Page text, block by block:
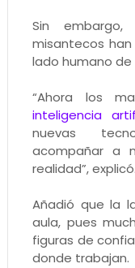
Sin
misantecos
lado humano de
“Ahora los
inteligencia
nuevas
acompañar a
realidad”, explicó.
Añadió que la
aula, pues
figuras de
donde trabajan.